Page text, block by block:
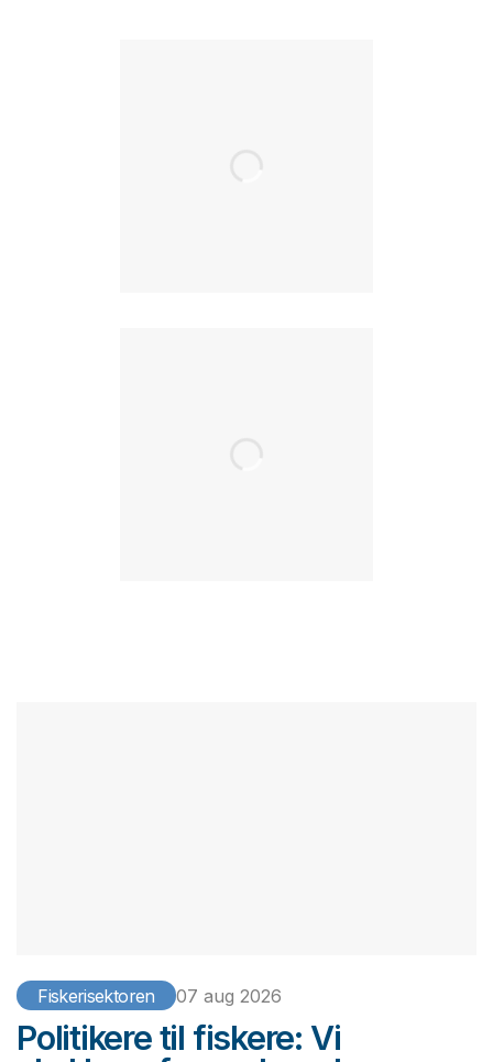
Fiskerisektoren 07 aug 2026
Politikere til fiskere: Vi